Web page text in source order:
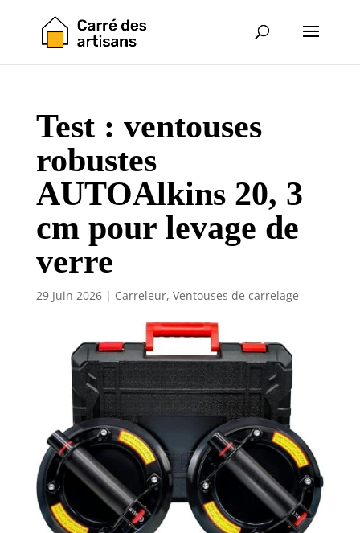
Test : ventouses
robustes
AUTOAlkins 20, 3
cm pour levage de
verre
29 Juin 2026| Carreleur, Ventouses de carrelage